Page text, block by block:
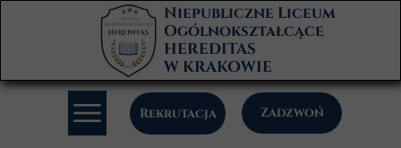
Zadzwoń
Rekrutacja
Niepubliczne Liceum
Ogólnokształcące
HEREDITAS
W KRAKOWIE